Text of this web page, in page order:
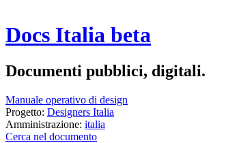
Docs Italia beta
Documenti pubblici, digitali.
Manuale operativo di design
Progetto: Designers Italia
Amministrazione: italia
Cerca nel documento